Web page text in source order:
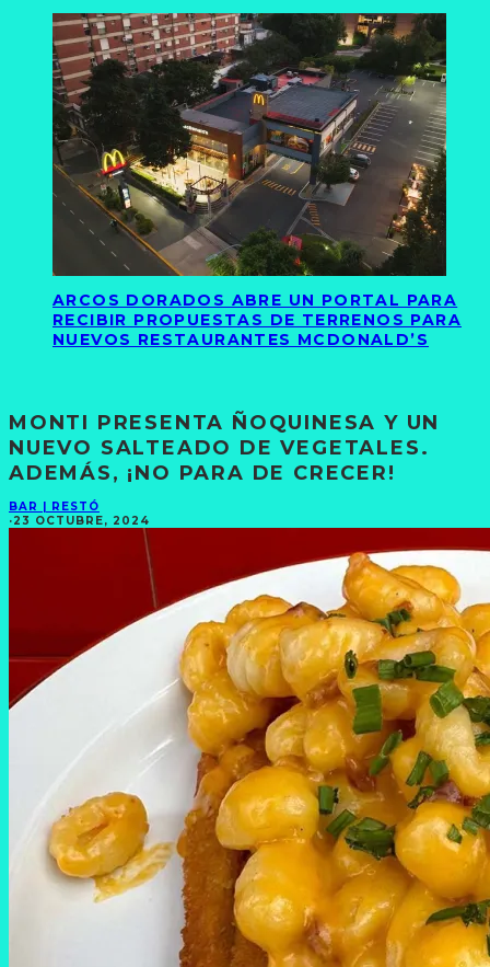
ARCOS DORADOS ABRE UN PORTAL PARA
RECIBIR PROPUESTAS DE TERRENOS PARA
NUEVOS RESTAURANTES MCDONALD’S
MONTI PRESENTA ÑOQUINESA Y UN
NUEVO SALTEADO DE VEGETALES.
ADEMÁS, ¡NO PARA DE CRECER!
BAR | RESTÓ
·23 OCTUBRE, 2024